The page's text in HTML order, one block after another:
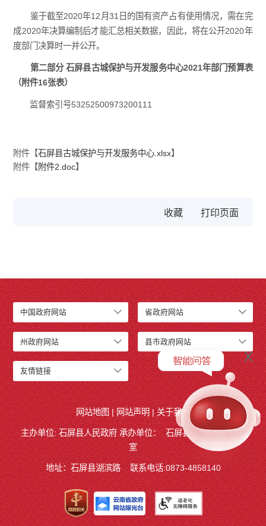
鉴于截至2020年12月31日的国有资产占有使用情况，需在完
成2020年决算编制后才能汇总相关数据，因此，将在公开2020年
度部门决算时一并公开。
第二部分 石屏县古城保护与开发服务中心2021年部门预算表
（附件16张表）
监督索引号53252500973200111
附件【石屏县古城保护与开发服务中心.xlsx】
附件【附件2.doc】
收藏
中国政府网站 省政府网站
州政府网站 县市政府网站
友情链接
网站地图 | 网站声明 | 关于我们
主办单位: 石屏县人民政府 承办单位： 石屏县人民政府 办公
室
地址：石屏县湖滨路 联系电话:0873-4858140
x